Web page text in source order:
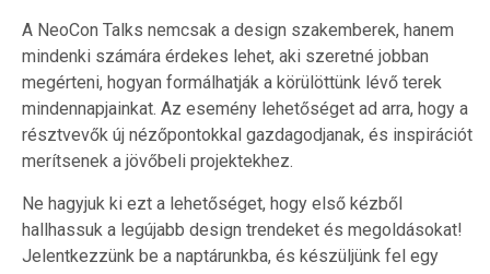
A NeoCon Talks nemcsak a design szakemberek, hanem
mindenki számára érdekes lehet, aki szeretné jobban
megérteni, hogyan formálhatják a körülöttünk lévő terek
mindennapjainkat. Az esemény lehetőséget ad arra, hogy a
résztvevők új nézőpontokkal gazdagodjanak, és inspirációt
merítsenek a jövőbeli projektekhez.
Ne hagyjuk ki ezt a lehetőséget, hogy első kézből
hallhassuk a legújabb design trendeket és megoldásokat!
Jelentkezzünk be a naptárunkba, és készüljünk fel egy